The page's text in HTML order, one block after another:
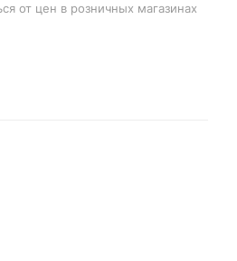
от цен в розничных магазинах